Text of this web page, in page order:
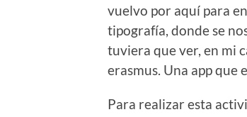
vuelvo por aquí para
tipografía, donde se
tuviera que ver, en mi
erasmus. Una app
Para realizar esta